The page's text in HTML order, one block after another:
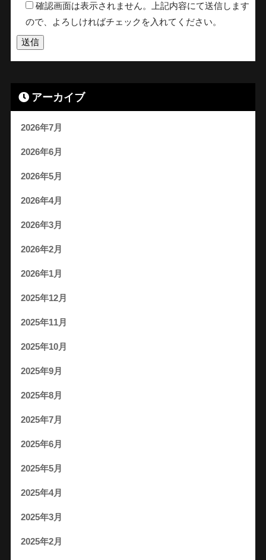
確認画面は表示されません。上記内容にて送信します
ので、よろしければチェックを入れてください。
アーカイブ
2026年7月
2026年6月
2026年5月
2026年4月
2026年3月
2026年2月
2026年1月
2025年12月
2025年11月
2025年10月
2025年9月
2025年8月
2025年7月
2025年6月
2025年5月
2025年4月
2025年3月
2025年2月